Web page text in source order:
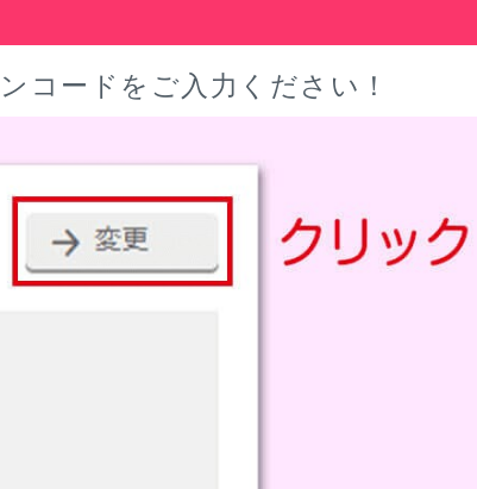
コードをご入力ください！